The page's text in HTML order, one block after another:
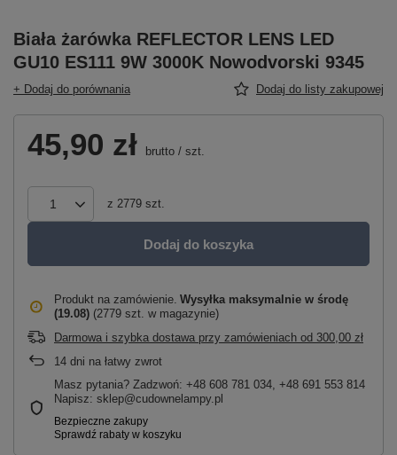
Biała żarówka REFLECTOR LENS LED
GU10 ES111 9W 3000K Nowodvorski 9345
+ Dodaj do porównania Dodaj do listy zakupowej
45,90 zł brutto / szt.
z 2779 szt.
Dodaj do koszyka
Produkt na zamówienie Wysyłka maksymalnie w środę
(19.08) (2779 szt. w magazynie)
Darmowa i szybka dostawa przy zamówieniach od 300,00 zł
14 dni na łatwy zwrot
Masz pytania? Zadzwoń: +48 608 781 034, +48 691 553 814
Napisz: sklep@cudownelampy.pl